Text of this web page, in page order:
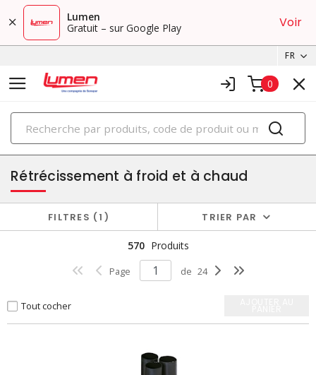
Lumen
Gratuit – sur Google Play
Voir
FR
0
PRODUITS
terminaison de fils et fournitures
Rétrécissement à froid et à chaud
FILTRES 1 TRIER PAR
570 Produits
Page de 24
Tout cocher